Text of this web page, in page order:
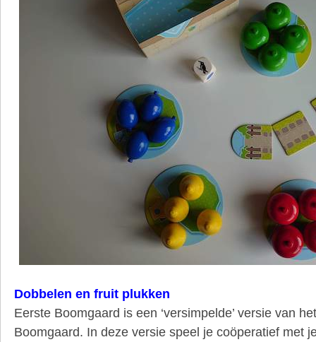
Dobbelen en fruit plukken
Eerste Boomgaard is een ‘versimpelde’ versie van
Boomgaard. In deze versie speel je coöperatief met